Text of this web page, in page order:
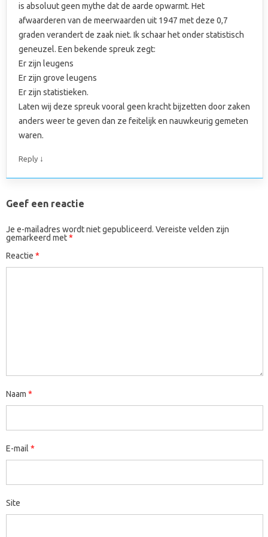
is absoluut geen mythe dat de aarde opwarmt. Het
afwaarderen van de meerwaarden uit 1947 met deze 0,7
graden verandert de zaak niet. Ik schaar het onder statistisch
geneuzel. Een bekende spreuk zegt:
Er zijn leugens
Er zijn grove leugens
Er zijn statistieken.
Laten wij deze spreuk vooral geen kracht bijzetten door zaken
anders weer te geven dan ze feitelijk en nauwkeurig gemeten
waren.
Reply ↓
Geef een reactie
Je e-mailadres wordt niet gepubliceerd. Vereiste velden zijn
gemarkeerd met*
Reactie *
Naam *
E-mail *
Site